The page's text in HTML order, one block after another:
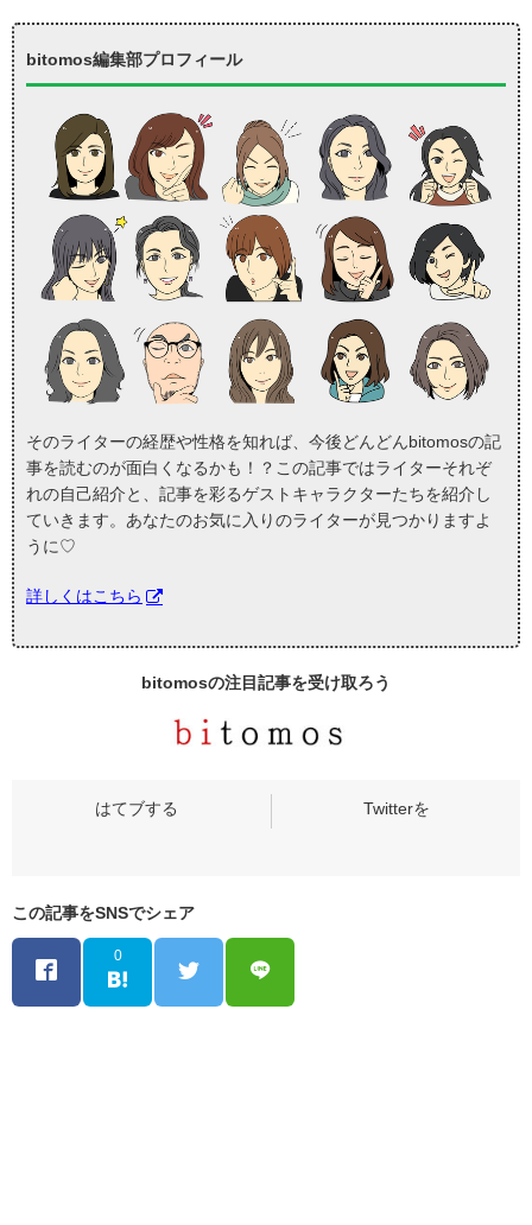
bitomos編集部プロフィール
そのライターの経歴や性格を知れば、今後どんどんbitomosの記
事を読むのが面白くなるかも！？この記事ではライターそれぞ
れの自己紹介と、記事を彩るゲストキャラクターたちを紹介し
ていきます。あなたのお気に入りのライターが見つかりますよ
うに♡
詳しくはこちら
bitomosの注目記事を受け取ろう
この記事をSNSでシェア
0